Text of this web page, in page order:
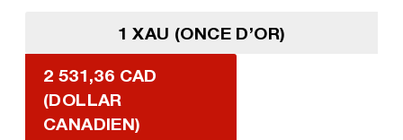
1 XAU (ONCE D’OR)
2 531,36 CAD
(DOLLAR
CANADIEN)